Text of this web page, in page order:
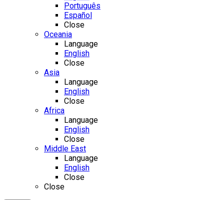
Português
Español
Close
Oceania
Language
English
Close
Asia
Language
English
Close
Africa
Language
English
Close
Middle East
Language
English
Close
Close